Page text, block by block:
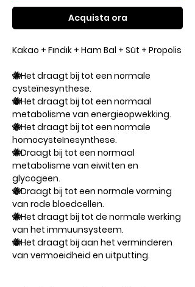
Acquista ora
Kakao + Fındık + Ham Bal + Süt + Propolis
🐝Het draagt ​​bij tot een normale
cysteïnesynthese.
🐝Het draagt ​​bij tot een normaal
metabolisme van energieopwekking.
🐝Het draagt ​​bij tot een normale
homocysteïnesynthese.
🐝Draagt ​​bij tot een normaal
metabolisme van eiwitten en
glycogeen.
🐝Draagt ​​bij tot een normale vorming
van rode bloedcellen.
🐝Het draagt ​​bij tot de normale werking
van het immuunsysteem.
🐝Het draagt ​​bij aan het verminderen
van vermoeidheid en uitputting.